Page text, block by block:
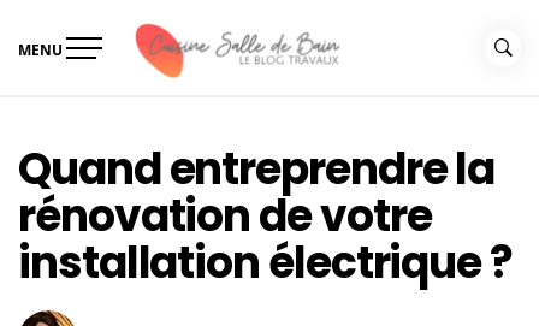
MENU
Quand entreprendre la
rénovation de votre
installation électrique ?